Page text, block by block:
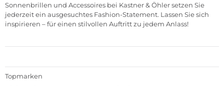
Sonnenbrillen und Accessoires bei Kastner & Öhler setzen Sie
jederzeit ein ausgesuchtes Fashion-Statement. Lassen Sie sich
inspirieren – für einen stilvollen Auftritt zu jedem Anlass!
Topmarken